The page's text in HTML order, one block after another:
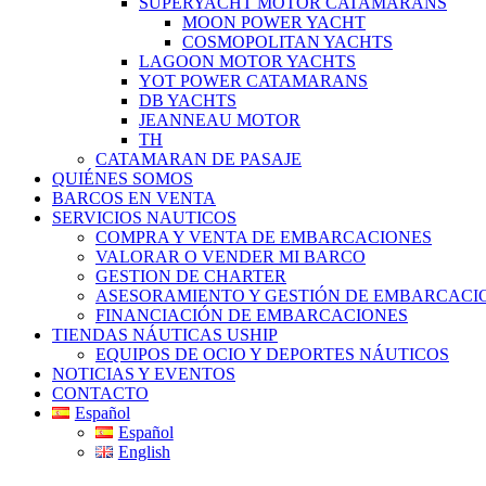
MOON POWER YACHT
COSMOPOLITAN YACHTS
LAGOON MOTOR YACHTS
YOT POWER CATAMARANS
DB YACHTS
JEANNEAU MOTOR
TH
CATAMARAN DE PASAJE
QUIÉNES SOMOS
BARCOS EN VENTA
SERVICIOS NAUTICOS
COMPRA Y VENTA DE EMBARCACIONES
VALORAR O VENDER MI BARCO
GESTION DE CHARTER
ASESORAMIENTO Y GESTIÓN DE
FINANCIACIÓN DE EMBARCACIONES
TIENDAS NÁUTICAS USHIP
EQUIPOS DE OCIO Y DEPORTES NÁUTICOS
NOTICIAS Y EVENTOS
CONTACTO
Español
Español
English